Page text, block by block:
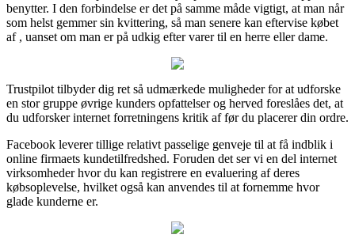
benytter. I den forbindelse er det på samme måde vigtigt, at man når
som helst gemmer sin kvittering, så man senere kan eftervise købet
af , uanset om man er på udkig efter varer til en herre eller dame.
Trustpilot tilbyder dig ret så udmærkede muligheder for at udforske
en stor gruppe øvrige kunders opfattelser og herved foreslåes det, at
du udforsker internet forretningens kritik af før du placerer din ordre.
Facebook leverer tillige relativt passelige genveje til at få indblik i
online firmaets kundetilfredshed. Foruden det ser vi en del internet
virksomheder hvor du kan registrere en evaluering af deres
købsoplevelse, hvilket også kan anvendes til at fornemme hvor
glade kunderne er.